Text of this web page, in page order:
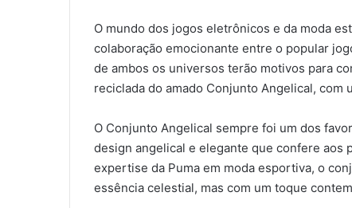
O mundo dos jogos eletrônicos e da moda
colaboração emocionante entre o popular
de ambos os universos terão motivos para
reciclada do amado Conjunto Angelical, com
O Conjunto Angelical sempre foi um dos
design angelical e elegante que confere aos
expertise da Puma em moda esportiva, o
essência celestial, mas com um toque